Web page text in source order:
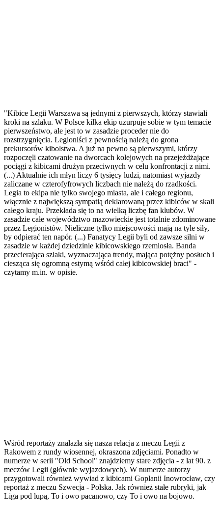
"Kibice Legii Warszawa są jednymi z pierwszych, którzy stawiali
kroki na szlaku. W Polsce kilka ekip uzurpuje sobie w tym temacie
pierwszeństwo, ale jest to w zasadzie proceder nie do
rozstrzygnięcia. Legioniści z pewnością należą do grona
prekursorów kibolstwa. A już na pewno są pierwszymi, którzy
rozpoczęli czatowanie na dworcach kolejowych na przejeżdżające
pociągi z kibicami drużyn przeciwnych w celu konfrontacji z nimi.
(...) Aktualnie ich młyn liczy 6 tysięcy ludzi, natomiast wyjazdy
zaliczane w czterofyfrowych liczbach nie należą do rzadkości.
Legia to ekipa nie tylko swojego miasta, ale i całego regionu,
włącznie z największą sympatią deklarowaną przez kibiców w skali
całego kraju. Przekłada się to na wielką liczbę fan klubów. W
zasadzie całe województwo mazowieckie jest totalnie zdominowane
przez Legionistów. Nieliczne tylko miejscowości mają na tyle siły,
by odpierać ten napór. (...) Fanatycy Legii byli od zawsze silni w
zasadzie w każdej dziedzinie kibicowskiego rzemiosła. Banda
przecierająca szlaki, wyznaczająca trendy, mająca potężny posłuch i
ciesząca się ogromną estymą wśród całej kibicowskiej braci" -
czytamy m.in. w opisie.
Wśród reportaży znalazła się nasza relacja z meczu Legii z
Rakowem z rundy wiosennej, okraszona zdjęciami. Ponadto w
numerze w serii "Old School" znajdziemy stare zdjęcia - z lat 90. z
meczów Legii (głównie wyjazdowych). W numerze autorzy
przygotowali również wywiad z kibicami Goplanii Inowrocław, czy
reportaż z meczu Szwecja - Polska. Jak również stałe rubryki, jak
Liga pod lupą, To i owo pacanowo, czy To i owo na bojowo.